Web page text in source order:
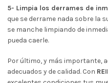
5- Limpia los derrames de
que se derrame nada sobre la
se manche limpiando de
pueda caerle.
Por último, y más importante,
adecuados y de calidad. Con